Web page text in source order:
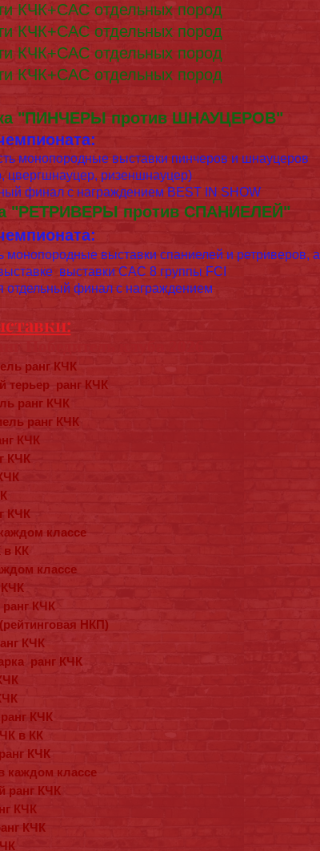
КЧК+САС отдельных пород
КЧК+САС отдельных пород
КЧК+САС отдельных пород
КЧК+САС отдельных пород
"ПИНЧЕРЫ против ШНАУЦЕРОВ"
монопородные выставки пинчеров и шнауцеров
цвергшнауцер, ризеншнауцер)
финал с награждением BEST IN SHOW
"РЕТРИВЕРЫ против СПАНИЕЛЕЙ"
выставки спаниелей и ретриверов, а
выставки САС 8 группы FCI
отдельный финал с награждением
ранг КЧК
терьер ранг КЧК
ранг КЧК
ранг КЧК
КЧК
КЧК
КЧК
классе
в КК
классе
КЧК
КЧК
НКП)
КЧК
ранг КЧК
КЧК​​​​
в КК
КЧК
каждом классе
ранг КЧК
КЧК
КЧК